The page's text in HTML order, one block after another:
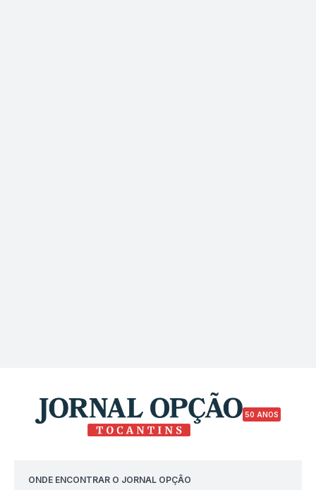
50 ANOS
ONDE ENCONTRAR O JORNAL OPÇÃO